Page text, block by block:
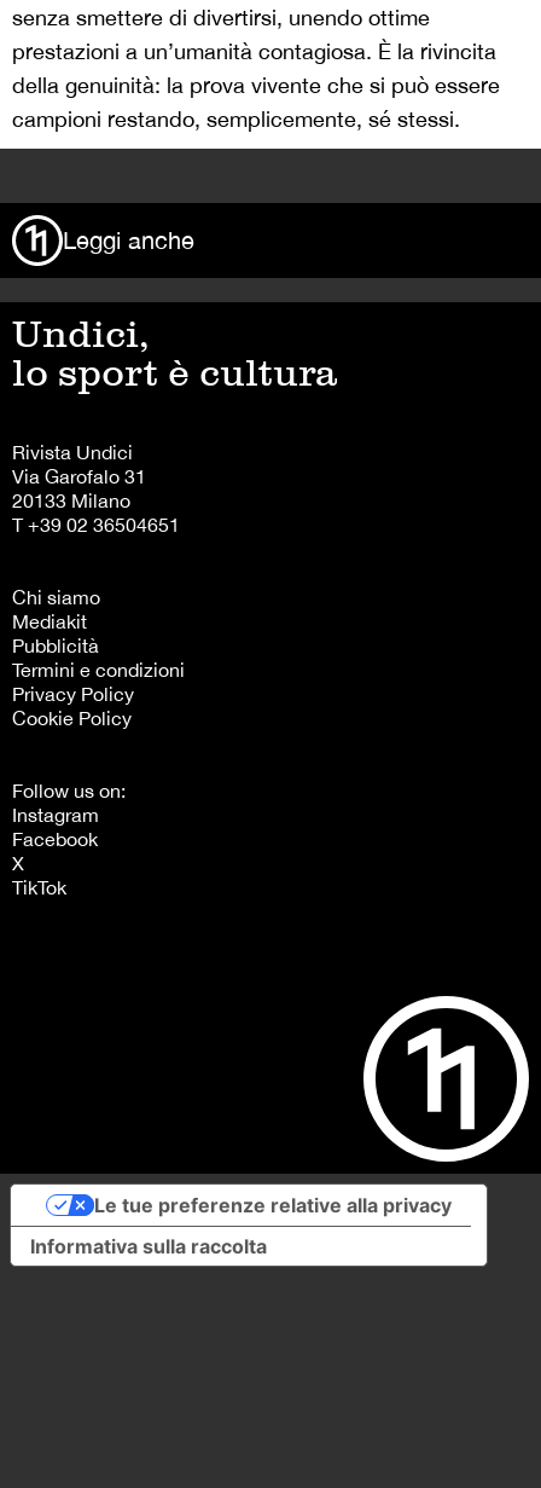
senza smettere di divertirsi, unendo ottime
prestazioni a un’umanità contagiosa. È la rivincita
della genuinità: la prova vivente che si può essere
campioni restando, semplicemente, sé stessi.
Leggi anche
Undici,
lo sport è cultura
Rivista Undici
Via Garofalo 31
20133 Milano
T +39 02 36504651
Chi siamo
Mediakit
Pubblicità
Termini e condizioni
Privacy Policy
Cookie Policy
Follow us on:
Instagram
Facebook
X
TikTok
Informativa sulla raccolta
Le tue preferenze relative alla privacy